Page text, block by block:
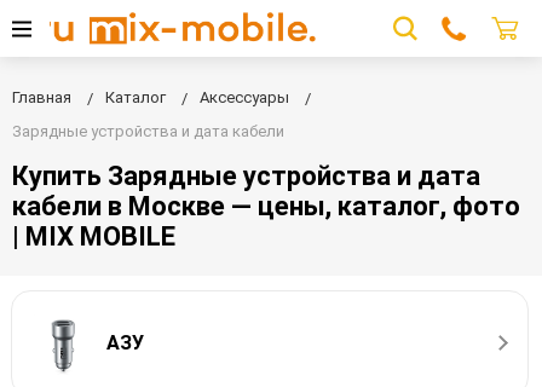
Главная Каталог
Аксессуары
Зарядные устройства и дата кабели
Купить Зарядные устройства и дата
кабели в Москве — цены, каталог, фото
| MIX MOBILE
АЗУ